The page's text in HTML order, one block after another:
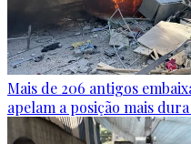
Mais de 206 antigos
apelam a posição mais